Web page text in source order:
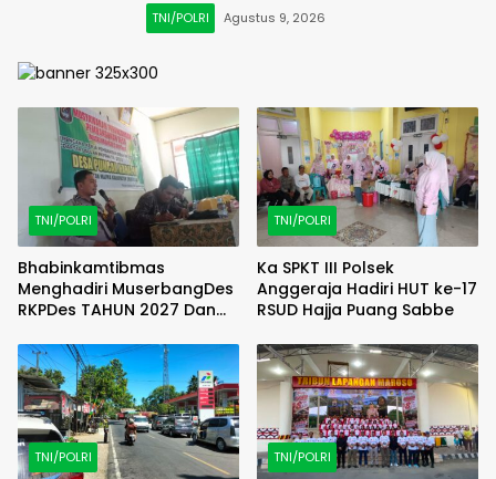
TNI/POLRI Agustus 9, 2026
TNI/POLRI
Bhabinkamtibmas
Menghadiri MuserbangDes
RKPDes TAHUN 2027 Dan
Puncak Harapan
TNI/POLRI
Ka SPKT III Polsek
Anggeraja Hadiri HUT ke-17
RSUD Hajja Puang Sabbe
TNI/POLRI TNI/POLRI